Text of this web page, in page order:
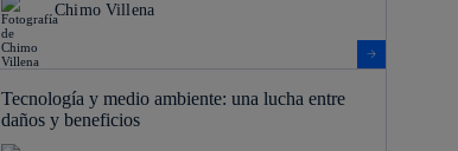
Chimo Villena
Tecnología y medio ambiente: una lucha entre
daños y beneficios